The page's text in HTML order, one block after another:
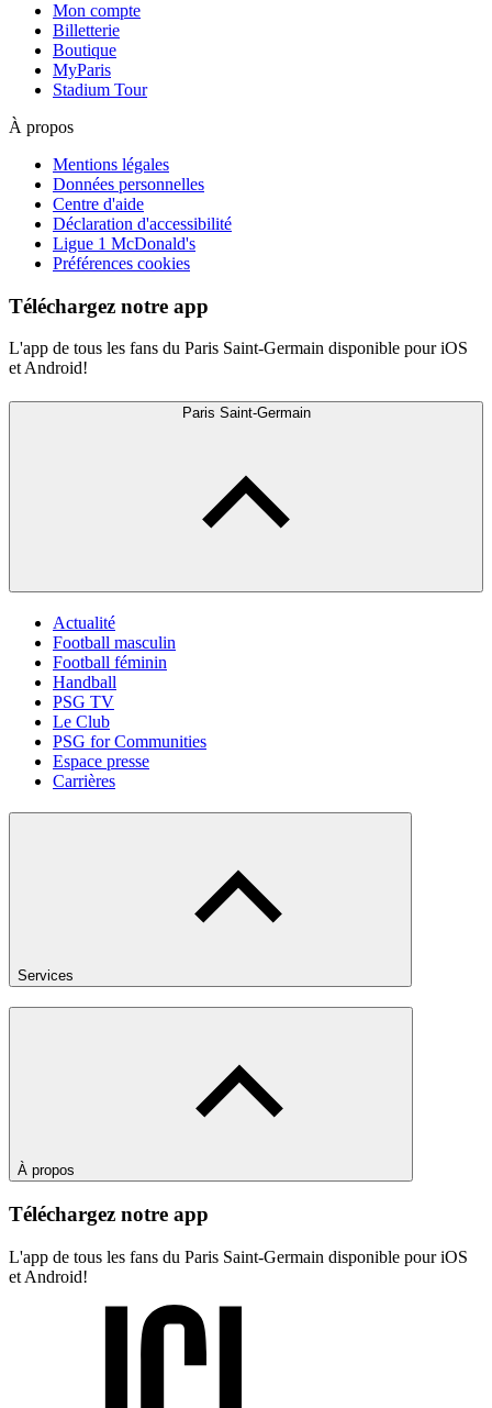
Mon compte
Billetterie
Boutique
MyParis
Stadium Tour
À propos
Mentions légales
Données personnelles
Centre d'aide
Déclaration d'accessibilité
Ligue 1 McDonald's
Préférences cookies
Téléchargez notre app
L'app de tous les fans du Paris Saint-Germain disponible pour iOS
et Android!
Paris Saint-Germain
Actualité
Football masculin
Football féminin
Handball
PSG TV
Le Club
PSG for Communities
Espace presse
Carrières
Services
À propos
Téléchargez notre app
L'app de tous les fans du Paris Saint-Germain disponible pour iOS
et Android!